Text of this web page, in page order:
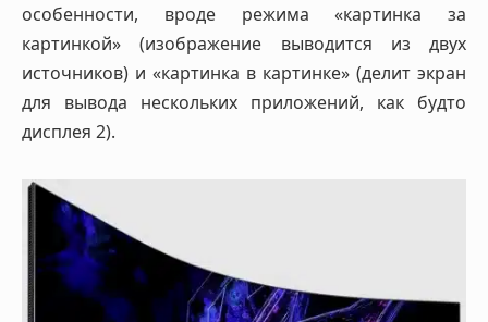
особенности, вроде режима «картинка за
картинкой» (изображение выводится из двух
источников) и «картинка в картинке» (делит экран
для вывода нескольких приложений, как будто
дисплея 2).